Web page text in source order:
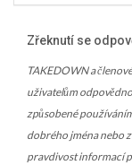
Zřeknutí se
TAKEDOWN a
uživatelům
způsobené
dobrého jména nebo
pravdivost informací